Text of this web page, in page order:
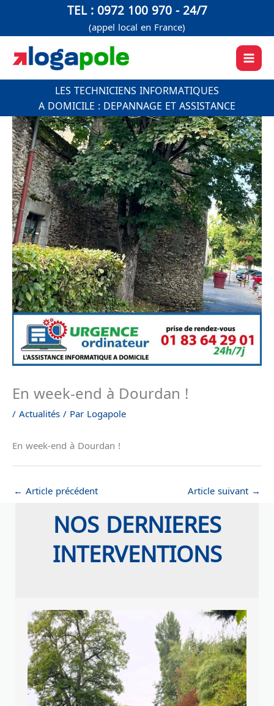
contenu
TEL : 0972 100 970 - 24/7
(appel local en France)
LES TECHNICIENS INFORMATIQUES
A DOMICILE : DEPANNAGE ET ASSISTANCE
En week-end à Dourdan !
/ Actualités / Par Logapole
En week-end à Dourdan !
← Article précédent Article suivant →
NOS DERNIERES
INTERVENTIONS